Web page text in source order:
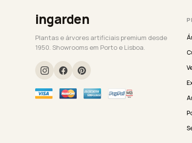
ingarden
Plantas e árvores artificiais premium desde
1950. Showrooms em Porto e Lisboa.